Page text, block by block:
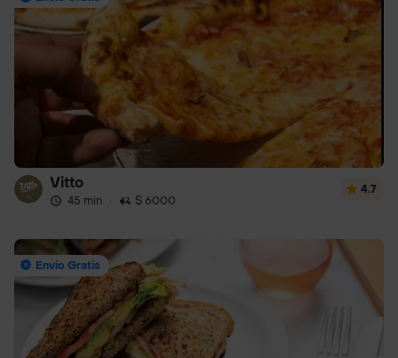
Vitto
45 min · $ 6000
4.7
Envío Gratis